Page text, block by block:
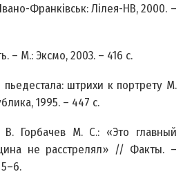
Франківськ: Лілея-НВ, 2000. –
– М.: Эксмо, 2003. – 416 с.
штрихи к портрету М.
1995. – 447 с.
Горбачев М. С.: «Это главный
не расстрелял» // Факты. –